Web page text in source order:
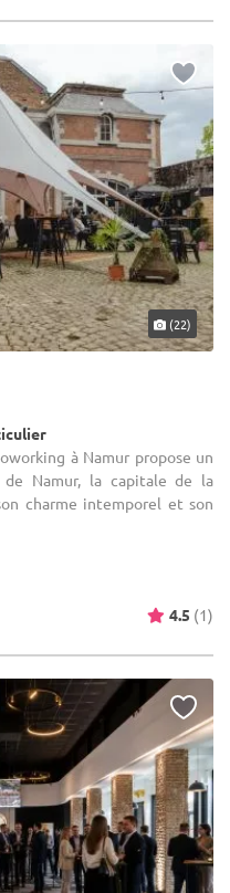
(22)
à Namur propose un
Namur, la capitale de la
charme intemporel et son
4.5 (1)